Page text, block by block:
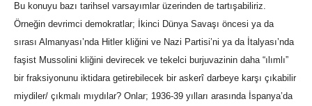
Bu konuyu bazı tarihsel varsayımlar üzerinden de tartışabiliriz.
Örneğin devrimci demokratlar; İkinci Dünya Savaşı öncesi ya da
sırası Almanyası’nda Hitler kliğini ve Nazi Partisi’ni ya da İtalyası’nda
faşist Mussolini kliğini devirecek ve tekelci burjuvazinin daha “ılımlı”
bir fraksiyonunu iktidara getirebilecek bir askerî darbeye karşı çıkabilir
miydiler/ çıkmalı mıydılar? Onlar; 1936-39 yılları arasında İspanya’da